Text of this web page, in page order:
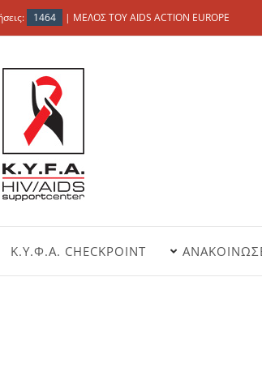
1464 | ΜΕΛΟΣ ΤΟΥ AIDS ACTION EUROPE
Κ.Υ.Φ.Α. CHECKPOINT